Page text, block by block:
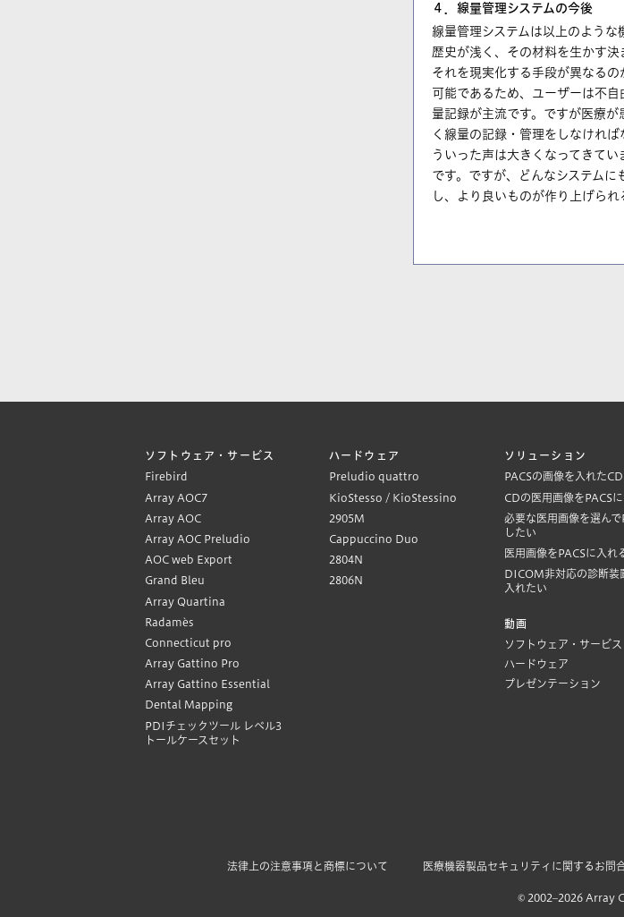
４．線量管理システムの今後
線量管理システムは以上のよう
歴史が浅く、その材料を生かす
それを現実化する手段が異なる
可能であるため、ユーザーは不
量記録が主流です。ですが医療
く線量の記録・管理をしなけれ
ういった声は大きくなってきて
です。ですが、どんなシステム
し、より良いものが作り上げられ
ソフトウェア・サービス
Firebird
Array AOC7
Array AOC
Array AOC Preludio
AOC web Export
Grand Bleu
Array Quartina
Radamès
Connecticut pro
Array Gattino Pro
Array Gattino Essential
Dental Mapping
PDIチェックツール レベル3
トールケースセット
ハードウェア
Preludio quattro
KioStesso / KioStessino
2905M
Cappuccino Duo
2804N
2806N
ソリューション
PACSの画像を入れた
CDの医用画像をPACS
必要な医用画像を選んで
したい
医用画像をPACSに入れ
DICOM非対応の診断装
入れたい
動画
ソフトウェア・サービス
ハードウェア
プレゼンテーション
法律上の注意事項と商標について 医療機器製品セキュリティに関するお問
© 2002–2026 Array